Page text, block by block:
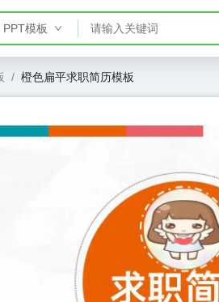
PPT模板
AE模板
/ 橙色扁平求职简历模板